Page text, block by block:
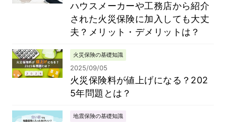
ハウスメーカーや工務店から紹介
された火災保険に加入しても大丈
夫？メリット・デメリットは？
火災保険の基礎知識
2025/09/05
火災保険料が値上げになる？202
5年問題とは？
地震保険の基礎知識